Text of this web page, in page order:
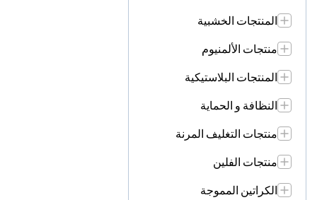
المنتجات الخشبية
منتجات الألمنيوم
المنتجات البلاستيكية
النظافة و الحماية
منتجات التغليف المرنة
منتجات الفلين
الكراتين المموجة